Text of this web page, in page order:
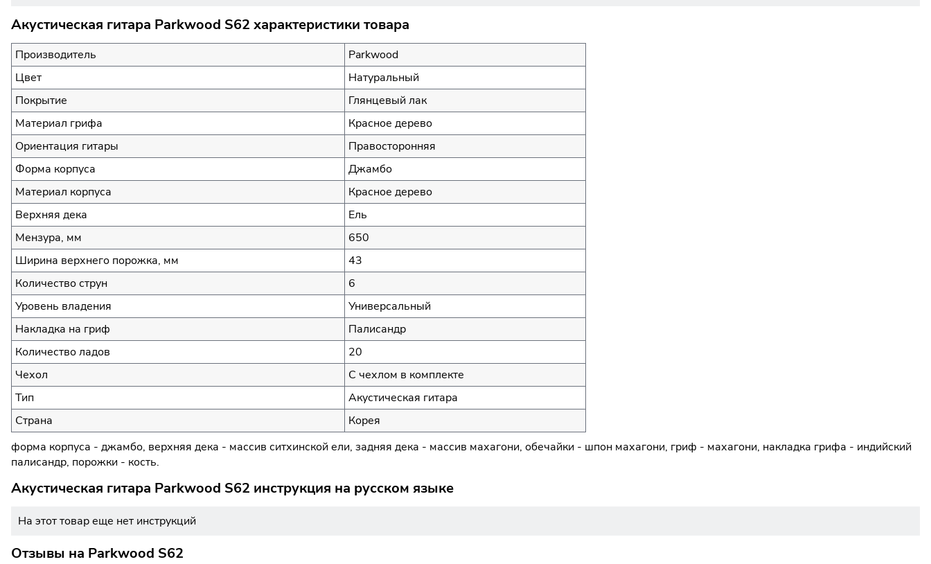
Акустическая гитара Parkwood S62 характеристики товара
Производитель
Parkwood
Цвет
Натуральный
Покрытие
Глянцевый лак
Материал грифа
Красное дерево
Ориентация гитары
Правосторонняя
Форма корпуса
Джамбо
Материал корпуса
Красное дерево
Верхняя дека
Ель
Мензура, мм
650
Ширина верхнего порожка, мм
43
Количество струн
6
Уровень владения
Универсальный
Накладка на гриф
Палисандр
Количество ладов
20
Чехол
С чехлом в комплекте
Тип
Акустическая гитара
Страна
Корея
форма корпуса - джамбо, верхняя дека - массив ситхинской ели, задняя дека - массив махагони, обечайки - шпон махагони, гриф - махагони, накладка грифа - индийский
палисандр, порожки - кость.
Акустическая гитара Parkwood S62 инструкция на русском языке
На этот товар еще нет инструкций
Отзывы на Parkwood S62